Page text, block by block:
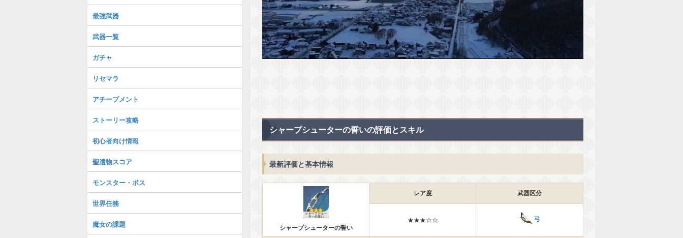
シャープシューターの誓いの評価とスキル
最新評価と基本情報
シャープシューターの誓い
レア度 武器区分
★★★☆☆ 弓
最強武器
武器一覧
ガチャ
リセマラ
アチーブメント
ストーリー攻略
初心者向け情報
聖遺物スコア
モンスター・ボス
世界任務
魔女の課題